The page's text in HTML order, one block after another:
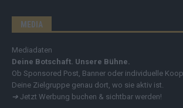
MEDIA
Mediadaten
Deine Botschaft. Unsere Bühne.
Ob Sponsored Post, Banner oder individuelle
Deine Zielgruppe genau dort, wo sie aktiv ist.
➔ Jetzt Werbung buchen & sichtbar werden!